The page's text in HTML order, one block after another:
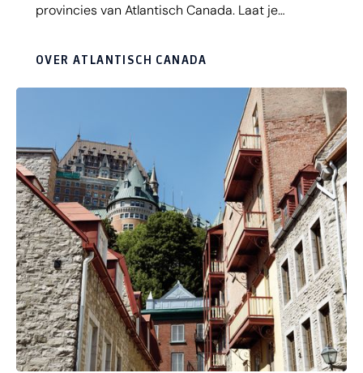
provincies van Atlantisch Canada. Laat je
ongedwongenheid, de rust en de
OVER ATLANTISCH CANADA